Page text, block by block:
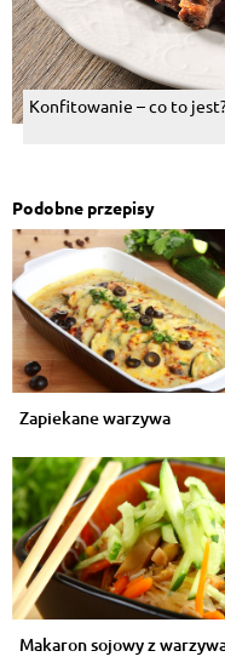
Konfitowanie – co to
Podobne przepisy
Zapiekane warzywa
Makaron sojowy z